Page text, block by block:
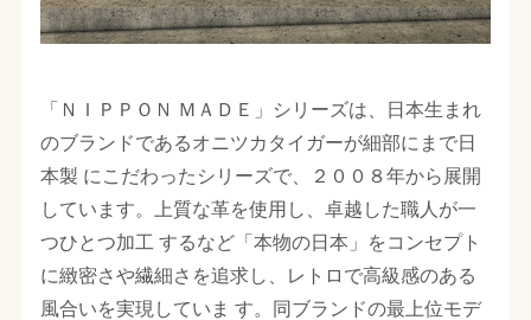
「ＮＩＰＰＯＮ ＭＡＤＥ」シリーズは、日本生まれ
のブランドであるオニツカタイガーが細部にまで日
本製 にこだわったシリーズで、２００８年から展開
しています。上質な革を使用し、卓越した職人が一
つひとつ加工 するなど「本物の日本」をコンセプト
に緻密さや繊細さを追求し、レトロで高級感のある
風合いを実現していま す。同ブランドの最上位モデ